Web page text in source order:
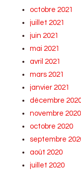
octobre 2021
juillet 2021
juin 2021
mai 2021
avril 2021
mars 2021
janvier 2021
décembre
novembre 2020
octobre 2020
septembre
août 2020
juillet 2020